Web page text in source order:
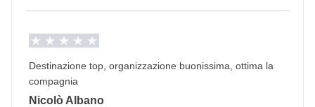
Destinazione top, organizzazione buonissima, ottima la
compagnia
Nicolò Albano